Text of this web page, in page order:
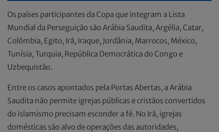
Os países participantes da Copa que integram a Lista
Mundial da Perseguição são Arábia Saudita, Argélia, Catar,
Colômbia, Egito, Irã, Iraque, Jordânia, Marrocos, México,
Tunísia, Turquia, República Democrática do Congo e
Uzbequistão.
Entre os casos apontados pela Portas Abertas, a Arábia
Saudita não permite igrejas públicas e cristãos convertidos
do islamismo precisam esconder a fé. No Irã, igrejas
domésticas são alvo de operações das autoridades,